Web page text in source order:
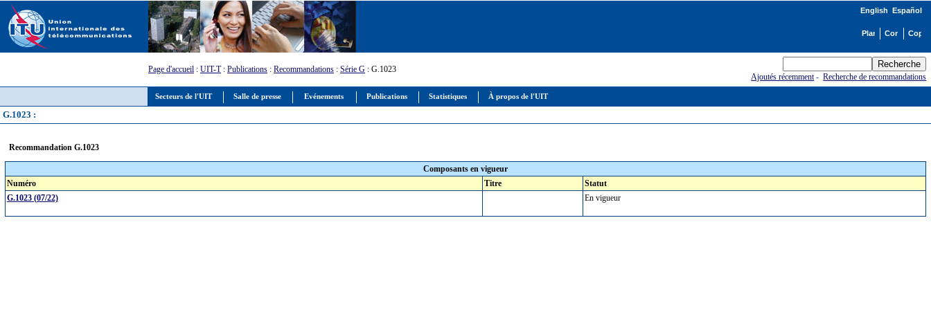
Secteurs de l'UIT Salle de presse Evénements Publications Statistiques À propos de l'UIT
English Español
Page d'accueil : UIT-T: Publications : Recommandations : Série G : G.1023
Ajoutés récemment-Recherche de recommandations
G.1023 :
Recommandation G.1023
Composants en vigueur
Numéro
Titre
Statut
G.1023 (07/22)
En vigueur